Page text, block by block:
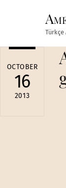
Türkçe
OCTOBER
16
2013